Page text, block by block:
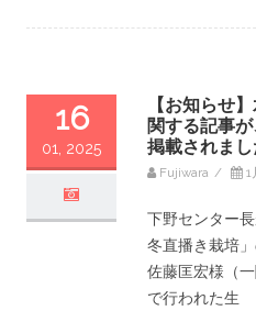
16
01, 2025
【お知らせ
関する記事
掲載されまし
Fujiwara / 1
下野センター
冬直播き栽培
佐藤匡宏様（
で行われた生